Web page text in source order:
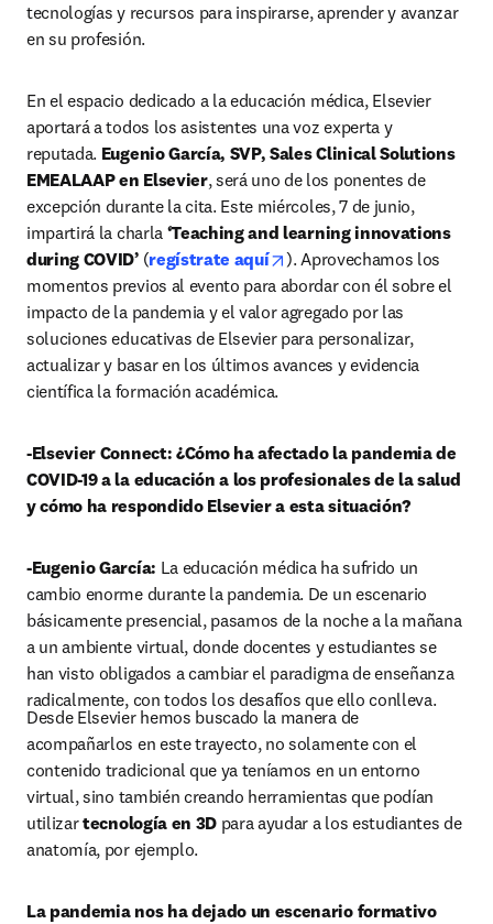
tecnologías y recursos para inspirarse, aprender y avanzar
en su profesión.
En el espacio dedicado a la educación médica, Elsevier
aportará a todos los asistentes una voz experta y
reputada. Eugenio García, SVP, Sales Clinical Solutions
EMEALAAP en Elsevier, será uno de los ponentes de
excepción durante la cita. Este miércoles, 7 de junio,
impartirá la charla ‘Teaching and learning innovations
during COVID’ (regístrate aquí opens in new tab/window
). Aprovechamos los
momentos previos al evento para abordar con él sobre el
impacto de la pandemia y el valor agregado por las
soluciones educativas de Elsevier para personalizar,
actualizar y basar en los últimos avances y evidencia
científica la formación académica.
-Elsevier Connect: ¿Cómo ha afectado la pandemia de
COVID-19 a la educación a los profesionales de la salud
y cómo ha respondido Elsevier a esta situación?
-Eugenio García: La educación médica ha sufrido un
cambio enorme durante la pandemia. De un escenario
básicamente presencial, pasamos de la noche a la mañana
a un ambiente virtual, donde docentes y estudiantes se
han visto obligados a cambiar el paradigma de enseñanza
radicalmente, con todos los desafíos que ello conlleva.
Desde Elsevier hemos buscado la manera de
acompañarlos en este trayecto, no solamente con el
contenido tradicional que ya teníamos en un entorno
virtual, sino también creando herramientas que podían
utilizar tecnología en 3D para ayudar a los estudiantes de
anatomía, por ejemplo.
La pandemia nos ha dejado un escenario formativo